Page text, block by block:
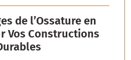
de l’Ossature en
Vos Constructions